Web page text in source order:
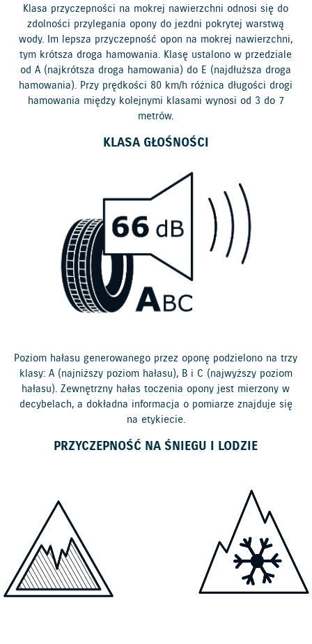
Klasa przyczepności na mokrej nawierzchni odnosi się do
zdolności przylegania opony do jezdni pokrytej warstwą
wody. Im lepsza przyczepność opon na mokrej nawierzchni,
tym krótsza droga hamowania. Klasę ustalono w przedziale
od A (najkrótsza droga hamowania) do E (najdłuższa droga
hamowania). Przy prędkości 80 km/h różnica długości drogi
hamowania między kolejnymi klasami wynosi od 3 do 7
metrów.
KLASA GŁOŚNOŚCI
Poziom hałasu generowanego przez oponę podzielono na trzy
klasy: A (najniższy poziom hałasu), B i C (najwyższy poziom
hałasu). Zewnętrzny hałas toczenia opony jest mierzony w
decybelach, a dokładna informacja o pomiarze znajduje się
na etykiecie.
PRZYCZEPNOŚĆ NA ŚNIEGU I LODZIE